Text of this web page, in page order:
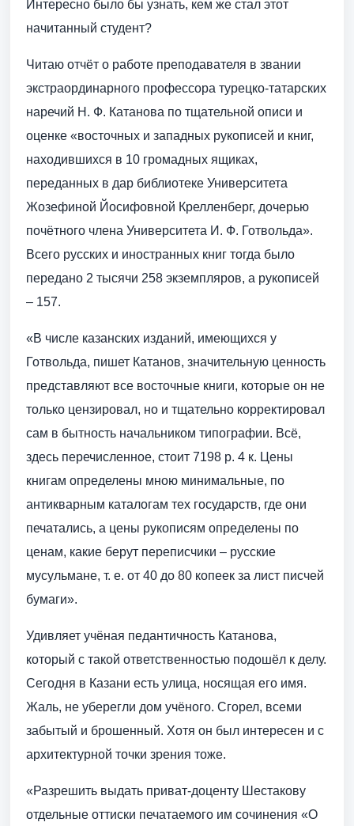
Интересно было бы узнать, кем же стал этот
начитанный студент?
Читаю отчёт о работе преподавателя в звании
экстраординарного профессора турецко-татарских
наречий Н. Ф. Катанова по тщательной описи и
оценке «восточных и западных рукописей и книг,
находившихся в 10 громадных ящиках,
переданных в дар библиотеке Университета
Жозефиной Йосифовной Крелленберг, дочерью
почётного члена Университета И. Ф. Готвольда».
Всего русских и иностранных книг тогда было
передано 2 тысячи 258 экземпляров, а рукописей
– 157.
«В числе казанских изданий, имеющихся у
Готвольда, пишет Катанов, значительную ценность
представляют все восточные книги, которые он не
только цензировал, но и тщательно корректировал
сам в бытность начальником типографии. Всё,
здесь перечисленное, стоит 7198 р. 4 к. Цены
книгам определены мною минимальные, по
антикварным каталогам тех государств, где они
печатались, а цены рукописям определены по
ценам, какие берут переписчики – русские
мусульмане, т. е. от 40 до 80 копеек за лист писчей
бумаги».
Удивляет учёная педантичность Катанова,
который с такой ответственностью подошёл к делу.
Сегодня в Казани есть улица, носящая его имя.
Жаль, не уберегли дом учёного. Сгорел, всеми
забытый и брошенный. Хотя он был интересен и с
архитектурной точки зрения тоже.
«Разрешить выдать приват-доценту Шестакову
отдельные оттиски печатаемого им сочинения «О